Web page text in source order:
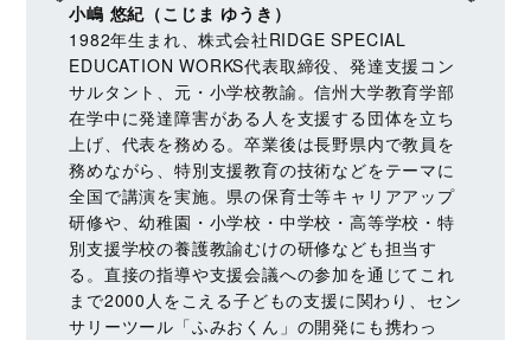
小嶋 悠紀（こじま ゆうき）
1982年生まれ、株式会社RIDGE SPECIAL
EDUCATION WORKS代表取締役、発達支援コン
サルタント、元・小学校教諭。信州大学教育学部
在学中に発達障害がある人を支援する団体を立ち
上げ、代表を務める。卒業後は長野県内で教員を
務めながら、特別支援教育の技術などをテーマに
全国で講演を実施。県の保育士等キャリアアップ
研修や、幼稚園・小学校・中学校・高等学校・特
別支援学校の養護教諭むけの研修なども担当す
る。直接の指導や支援会議への参加を通じてこれ
まで2000人をこえる子どもの支援に関わり、セン
サリーツール「ふみおくん」の開発にも携わっ